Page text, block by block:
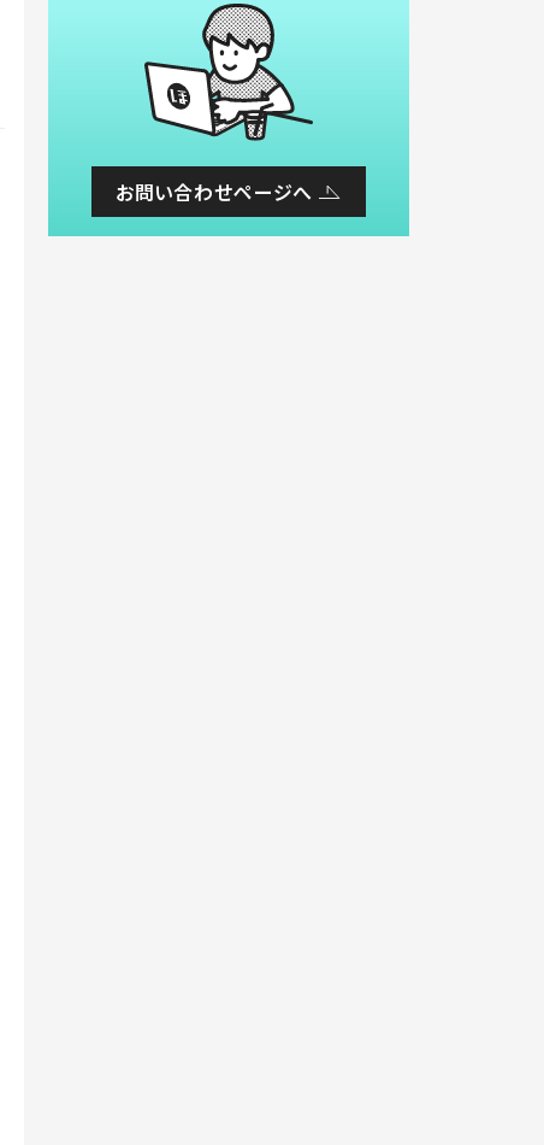
お問い合わせページへ